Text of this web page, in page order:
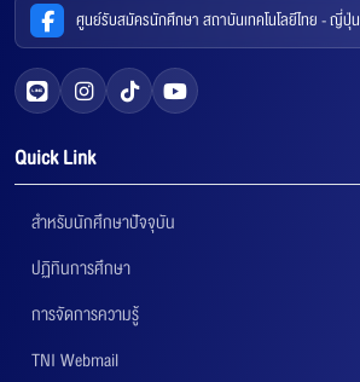
ศูนย์รับสมัครนักศึกษา สถาบันเทคโนโลยีไทย - ญี่ปุ่น
Quick Link
สำหรับนักศึกษาปัจจุบัน
ปฏิทินการศึกษา
การจัดการความรู้
TNI Webmail